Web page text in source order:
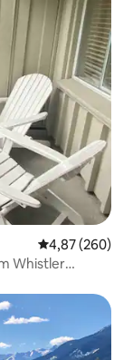
4,87 de uma
4,87 (260)
Whistler